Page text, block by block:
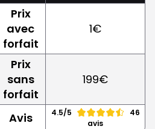
Prix
avec
forfait
1€
Prix
sans
forfait
199€
Avis 4.5/5
46
avis